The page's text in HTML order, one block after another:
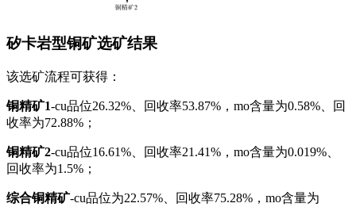
矽卡岩型铜矿选矿结果
该选矿流程可获得：
铜精矿1-cu品位26.32%、回收率53.87%，mo含量为0.58%、回
收率为72.88%；
铜精矿2-cu品位16.61%、回收率21.41%，mo含量为0.019%、
回收率为1.5%；
综合铜精矿-cu品位为22.57%、回收率75.28%，mo含量为